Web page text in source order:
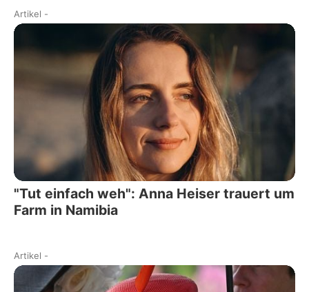
Artikel -
"Tut einfach weh": Anna Heiser trauert um
Farm in Namibia
Artikel -